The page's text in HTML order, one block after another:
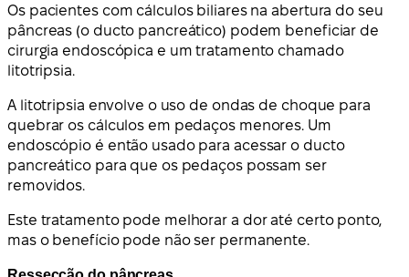
Os pacientes com cálculos biliares na abertura do seu
pâncreas (o ducto pancreático) podem beneficiar de
cirurgia endoscópica e um tratamento chamado
litotripsia.
A litotripsia envolve o uso de ondas de choque para
quebrar os cálculos em pedaços menores. Um
endoscópio é então usado para acessar o ducto
pancreático para que os pedaços possam ser
removidos.
Este tratamento pode melhorar a dor até certo ponto,
mas o benefício pode não ser permanente.